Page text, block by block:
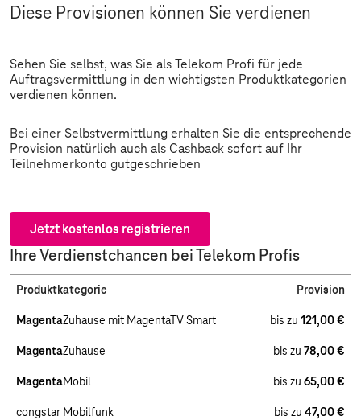
Diese Provisionen können Sie verdienen
Sehen Sie selbst, was Sie als Telekom Profi für jede
Auftragsvermittlung in den wichtigsten Produktkategorien
verdienen können.
Bei einer Selbstvermittlung erhalten Sie die entsprechende
Provision natürlich auch als Cashback sofort auf Ihr
Teilnehmerkonto gutgeschrieben
Jetzt kostenlos registrieren
Ihre Verdienstchancen bei Telekom Profis
Produktkategorie Provision
MagentaZuhause mit MagentaTV Smart bis zu 121,00 €
MagentaZuhause bis zu 78,00 €
MagentaMobil bis zu 65,00 €
congstar Mobilfunk bis zu 47,00 €